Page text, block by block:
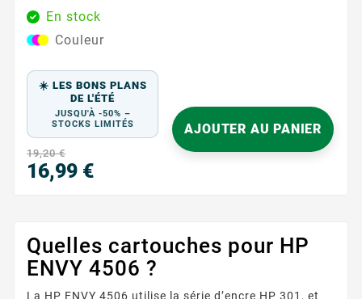
qualité d'impression exceptionnelle, cette cartouche
est idéale pour tous vos besoins d'impression, qu'il
s'agisse de documents professionnels ou de photos
Cyan, Magenta, Jaune ...
En stock
Couleur
☀️ LES BONS PLANS
DE L'ÉTÉ
JUSQU'À -50% –
STOCKS LIMITÉS
19,20 €
16,99 €
AJOUTER AU PANIER
Quelles cartouches pour HP
ENVY 4506 ?
La HP ENVY 4506 utilise la série d’encre HP 301, et